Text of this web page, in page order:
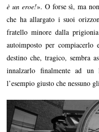
è un eroe!». O forse sì, ma
che ha allargato i suoi
fratello minore dalla
autoimposto per
destino che, tragico, sembra
innalzarlo finalmente ad
l’esempio giusto che nessuno